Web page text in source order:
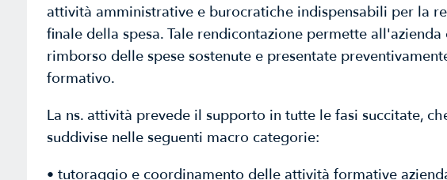
attività amministrative e burocratiche indispensabili per la
finale della spesa. Tale rendicontazione permette
rimborso delle spese sostenute e presentate
formativo.
La ns. attività prevede il supporto in tutte le fasi succitate,
suddivise nelle seguenti macro categorie:
• tutoraggio e coordinamento delle attività formative